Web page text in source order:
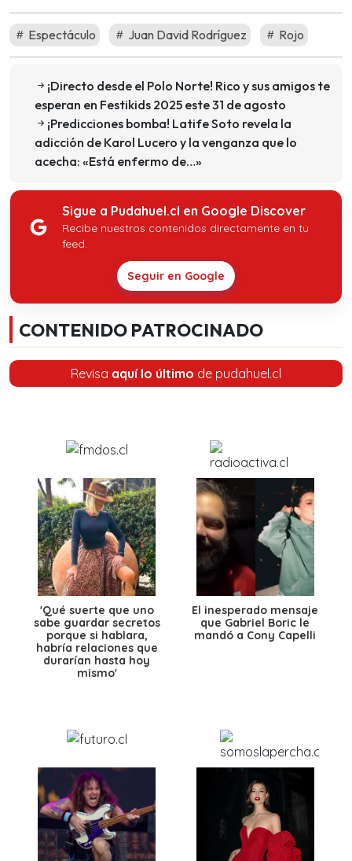
Espectáculo Juan David Rodríguez Rojo
¡Directo desde el Polo Norte! Rico y sus amigos te
esperan en Festikids 2025 este 31 de agosto
¡Predicciones bomba! Latife Soto revela la
adicción de Karol Lucero y la venganza que lo
acecha: «Está enfermo de…»
Sigue a Pudahuel.cl en Google Discover
Recibe nuestros contenidos directamente en tu
feed.
Seguir en Google
CONTENIDO PATROCINADO
Revisa aquí lo último de pudahuel.cl
'Qué suerte que uno
sabe guardar secretos
porque si hablara,
habría relaciones que
durarían hasta hoy
mismo'
El inesperado mensaje
que Gabriel Boric le
mandó a Cony Capelli